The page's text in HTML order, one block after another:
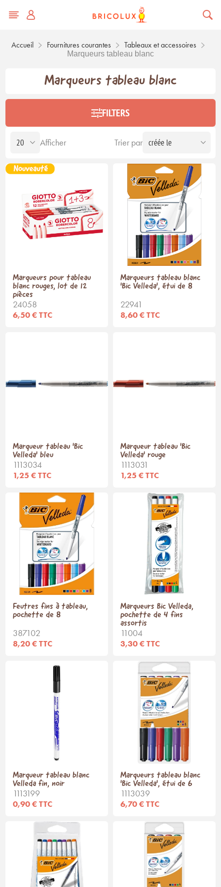
Accueil Fournitures courantes Tableaux et accessoires
Marqueurs tableau blanc
Marqueurs tableau blanc
FILTERS
Trier par
Afficher
Marqueurs pour tableau
blanc rouges, lot de 12
pièces
24058
6,50 € TTC
Marqueurs tableau blanc
'Bic Velleda', étui de 8
22941
8,60 € TTC
Marqueur tableau 'Bic
Velleda' bleu
1113034
1,25 € TTC
Marqueur tableau 'Bic
Velleda' rouge
1113031
1,25 € TTC
Feutres fins à tableau,
pochette de 8
387102
8,20 € TTC
Marqueurs Bic Velleda,
pochette de 4 fins
assortis
11004
3,30 € TTC
Marqueur tableau blanc
Velleda fin, noir
1113199
0,90 € TTC
Marqueurs tableau blanc
'Bic Velleda', étui de 6
1113039
6,70 € TTC